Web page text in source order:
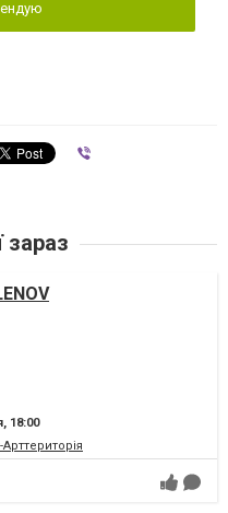
зараз
18:00